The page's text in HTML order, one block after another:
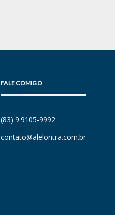
FALE COMIGO
(83) 9.9105-9992
contato@alelontra.com.br